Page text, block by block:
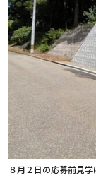
８月２日の応募前見学